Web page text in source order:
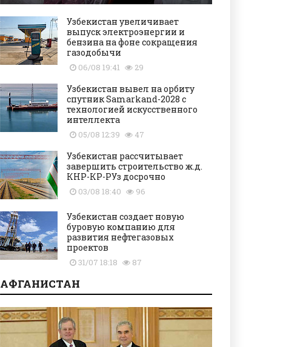
Узбекистан увеличивает
выпуск электроэнергии и
бензина на фоне сокращения
газодобычи
06/08 19:41 29
Узбекистан вывел на орбиту
спутник Samarkand-2028 с
технологией искусственного
интеллекта
05/08 12:39 47
Узбекистан рассчитывает
завершить строительство ж.д.
КНР-КР-РУз досрочно
03/08 18:40 96
Узбекистан создает новую
буровую компанию для
развития нефтегазовых
проектов
31/07 18:18 87
АФГАНИСТАН